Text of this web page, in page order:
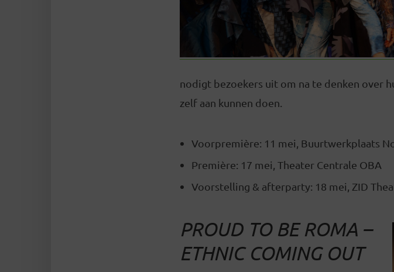
nodigt bezoekers uit om na te denken over
zelf aan kunnen doen.
Voorpremière: 11 mei, Buurtwerkplaats
Première: 17 mei, Theater Centrale OBA
Voorstelling & afterparty: 18 mei, ZID
PROUD TO BE ROMA –
ETHNIC COMING OUT